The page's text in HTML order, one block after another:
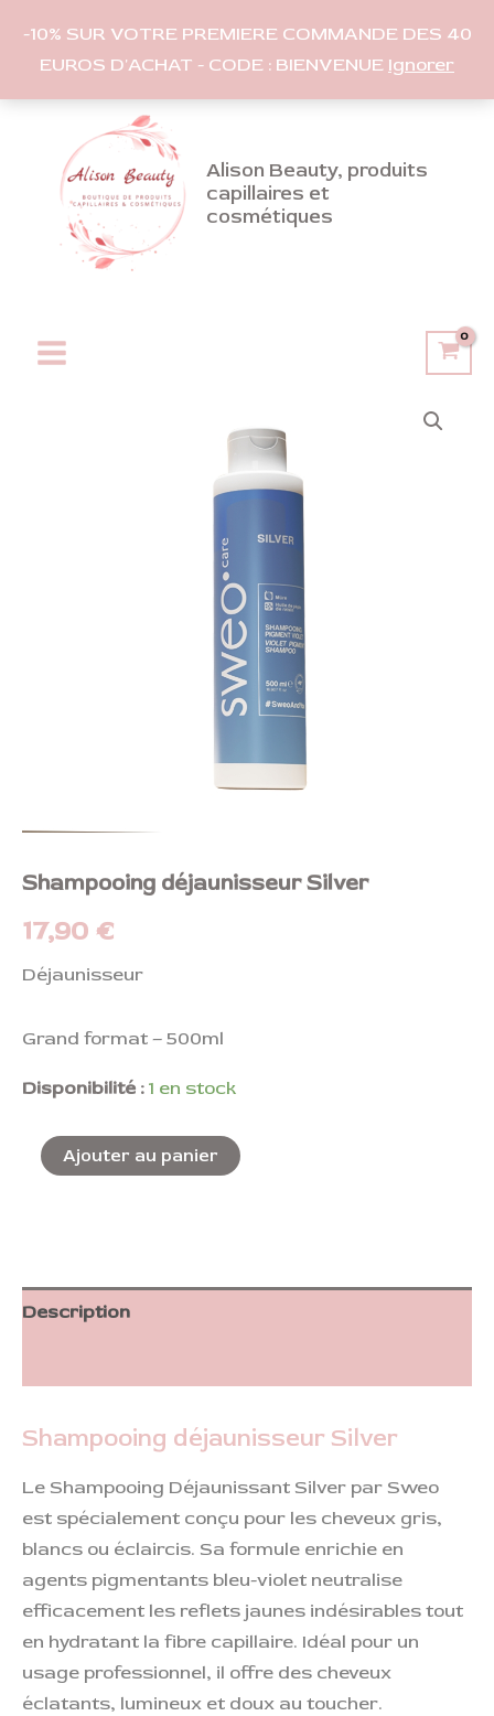
-10% SUR VOTRE PREMIERE COMMANDE DES 40
EUROS D'ACHAT - CODE : BIENVENUE Ignorer
Aller
Alison Beauty, produits
capillaires et
cosmétiques
Main
Shampooing déjaunisseur Silver
17,90 €
Déjaunisseur
Grand format – 500ml
Disponibilité : 1 en stock
Ajouter au panier
Description
Shampooing déjaunisseur Silver
Le Shampooing Déjaunissant Silver par Sweo
est spécialement conçu pour les cheveux gris,
blancs ou éclaircis. Sa formule enrichie en
agents pigmentants bleu-violet neutralise
efficacement les reflets jaunes indésirables tout
en hydratant la fibre capillaire. Idéal pour un
usage professionnel, il offre des cheveux
éclatants, lumineux et doux au toucher.